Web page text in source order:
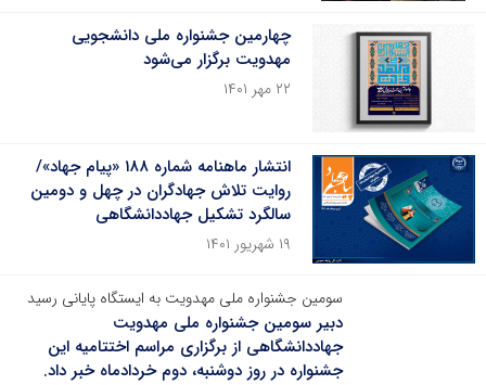
چهارمین جشنواره ملی دانشجویی
مهدویت برگزار می‌شود
۲۲ مهر ۱۴۰۱
انتشار ماهنامه شماره‌ ۱۸۸ «پیام جهاد»/
روایت تلاش جهادگران در چهل و دومین
سالگرد تشکیل جهاددانشگاهی
۱۹ شهریور ۱۴۰۱
سومین جشنواره ملی مهدویت به ایستگاه پایانی رسید
دبیر سومین جشنواره ملی مهدویت
جهاددانشگاهی از برگزاری مراسم اختتامیه این
جشنواره در روز دوشنبه، دوم خردادماه خبر داد.